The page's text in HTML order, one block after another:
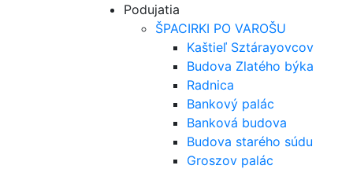
Podujatia
ŠPACIRKI PO VAROŠU
Kaštieľ Sztárayovcov
Budova Zlatého býka
Radnica
Bankový palác
Banková budova
Budova starého súdu
Groszov palác